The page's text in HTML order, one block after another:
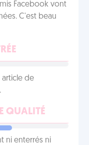
Facebook vont
C'est beau
article de
QUALITÉ
ni enterrés ni